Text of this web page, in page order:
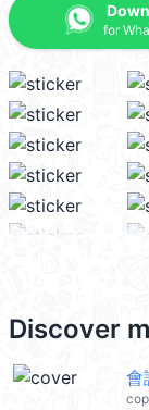
for
Discover
會